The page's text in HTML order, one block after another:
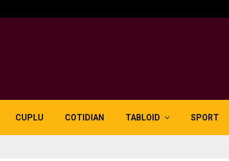
CUPLU COTIDIAN TABLOID SPORT